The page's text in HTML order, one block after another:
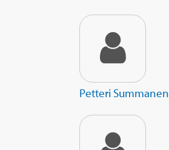
Petteri Summanen